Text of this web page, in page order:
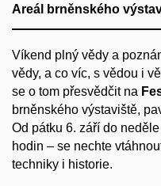
Areál brněnského
Víkend plný vědy a
vědy, a co víc, s vědou i
se o tom přesvědčit na
brněnského výstaviště,
Od pátku 6. září do
hodin – se nechte
techniky i historie.